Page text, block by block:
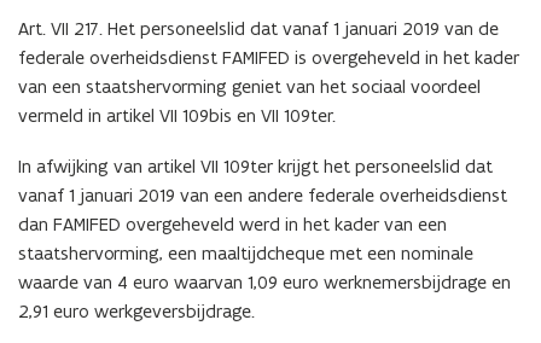
Art. VII 217. Het personeelslid dat vanaf 1 januari 2019 van de
federale overheidsdienst FAMIFED is overgeheveld in het kader
van een staatshervorming geniet van het sociaal voordeel
vermeld in artikel VII 109bis en VII 109ter.
In afwijking van artikel VII 109ter krijgt het personeelslid dat
vanaf 1 januari 2019 van een andere federale overheidsdienst
dan FAMIFED overgeheveld werd in het kader van een
staatshervorming, een maaltijdcheque met een nominale
waarde van 4 euro waarvan 1,09 euro werknemersbijdrage en
2,91 euro werkgeversbijdrage.